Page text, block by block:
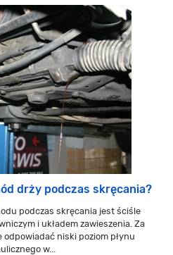
drży podczas skręcania?
podczas skręcania jest ściśle
i układem zawieszenia. Za
niski poziom płynu
w...